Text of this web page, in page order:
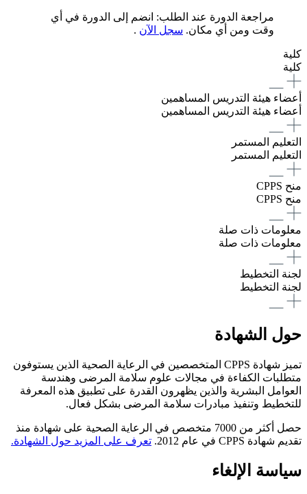
مراجعة الدورة عند الطلب: انضم إلى الدورة في أي
وقت ومن أي مكان. سجل الآن .
كلية
كلية
أعضاء هيئة التدريس المساهمين
أعضاء هيئة التدريس المساهمين
التعليم المستمر
التعليم المستمر
منح CPPS
منح CPPS
معلومات ذات صلة
معلومات ذات صلة
لجنة التخطيط
لجنة التخطيط
حول الشهادة
تميز شهادة CPPS المتخصصين في الرعاية الصحية الذين يستوفون
متطلبات الكفاءة في مجالات علوم سلامة المرضى وهندسة
العوامل البشرية والذين يظهرون القدرة على تطبيق هذه المعرفة
للتخطيط وتنفيذ مبادرات سلامة المرضى بشكل فعال.
حصل أكثر من 7000 متخصص في الرعاية الصحية على شهادة منذ
تقديم شهادة CPPS في عام 2012.
تعرف على المزيد حول الشهادة.
سياسة الإلغاء